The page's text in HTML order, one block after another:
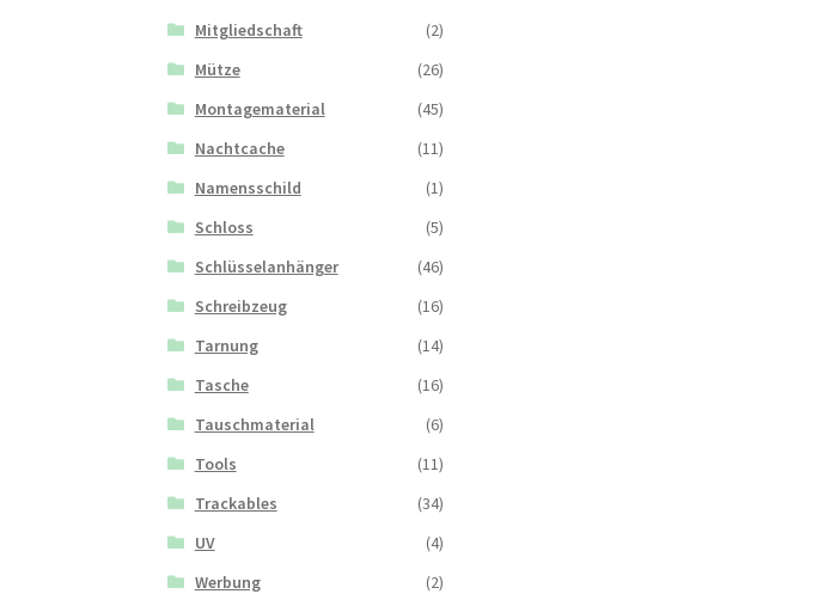
Mitgliedschaft
(2)
Mütze
(26)
Montagematerial
(45)
Nachtcache
(11)
Namensschild
(1)
Schloss
(5)
Schlüsselanhänger
(46)
Schreibzeug
(16)
Tarnung
(14)
Tasche
(16)
Tauschmaterial
(6)
Tools
(11)
Trackables
(34)
UV
(4)
Werbung
(2)